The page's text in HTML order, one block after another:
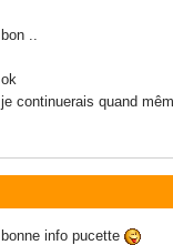
bon ..
ok
je continuerais quand
bonne info pucette